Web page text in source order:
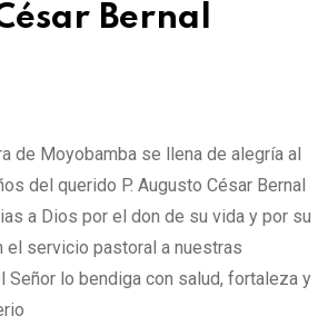
Bernal
de Moyobamba se llena de alegría al
del querido P. Augusto César Bernal
a Dios por el don de su vida y por su
el servicio pastoral a nuestras
Señor lo bendiga con salud, fortaleza y